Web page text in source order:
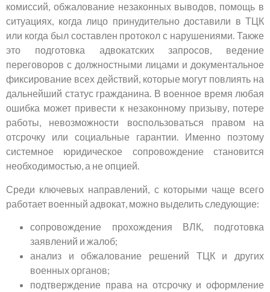
комиссий, обжалование незаконных выводов, помощь в
ситуациях, когда лицо принудительно доставили в ТЦК
или когда был составлен протокол с нарушениями. Также
это подготовка адвокатских запросов, ведение
переговоров с должностными лицами и документальное
фиксирование всех действий, которые могут повлиять на
дальнейший статус гражданина. В военное время любая
ошибка может привести к незаконному призыву, потере
работы, невозможности воспользоваться правом на
отсрочку или социальные гарантии. Именно поэтому
системное юридическое сопровождение становится
необходимостью, а не опцией.
Среди ключевых направлений, с которыми чаще всего
работает военный адвокат, можно выделить следующие:
сопровождение прохождения ВЛК, подготовка
заявлений и жалоб;
анализ и обжалование решений ТЦК и других
военных органов;
подтверждение права на отсрочку и оформление